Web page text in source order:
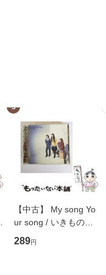
3
【中古】 My song Yo
ur song / いきものが
かり / [CD]【メール便
送料無料】
289円